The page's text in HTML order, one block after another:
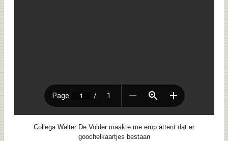
Collega Walter De Volder maakte me erop attent dat er
goochelkaartjes bestaan